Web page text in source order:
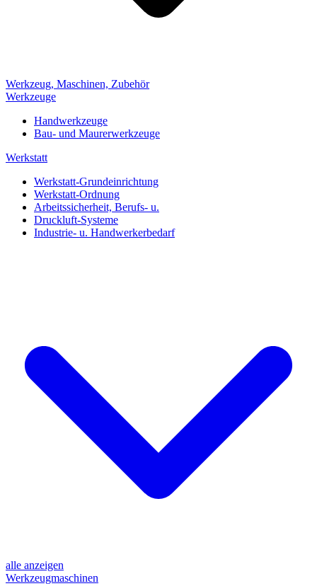
Werkzeug, Maschinen, Zubehör
Werkzeuge
Handwerkzeuge
Bau- und Maurerwerkzeuge
Werkstatt
Werkstatt-Grundeinrichtung
Werkstatt-Ordnung
Arbeitssicherheit, Berufs- u.
Druckluft-Systeme
Industrie- u. Handwerkerbedarf
alle anzeigen
Werkzeugmaschinen